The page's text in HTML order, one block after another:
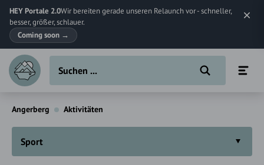
HEY Portale 2.0Wir bereiten gerade unseren Relaunch vor - schneller,
besser, größer, schlauer.
Coming soon →
Angerberg Aktivitäten
Sport